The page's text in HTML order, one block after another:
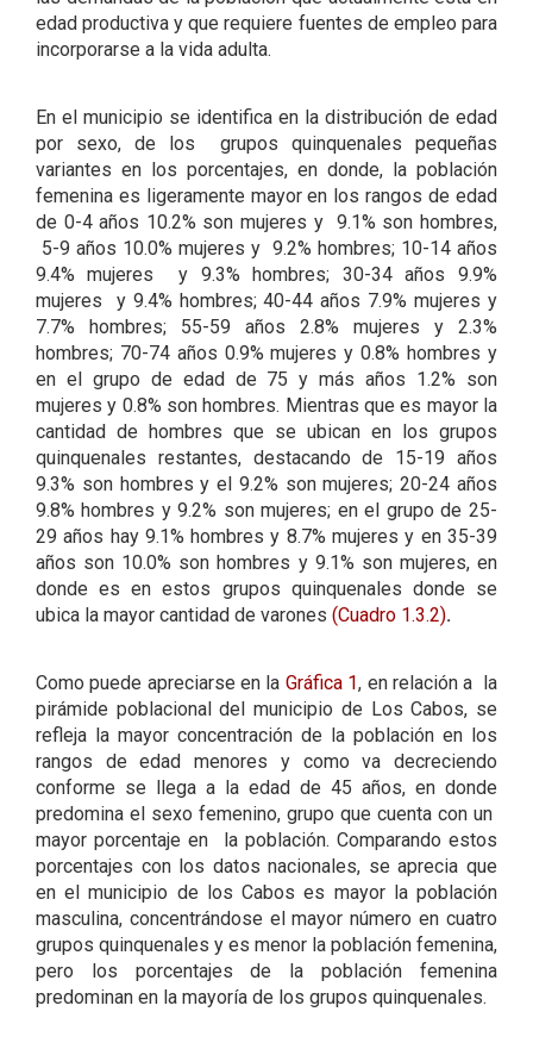
edad productiva y que requiere fuentes de empleo para
incorporarse a la vida adulta.
En el municipio se identifica en la distribución de edad
por sexo, de los grupos quinquenales pequeñas
variantes en los porcentajes, en donde, la población
femenina es ligeramente mayor en los rangos de edad
de 0-4 años 10.2% son mujeres y 9.1% son hombres,
5-9 años 10.0% mujeres y 9.2% hombres; 10-14 años
9.4% mujeres y 9.3% hombres; 30-34 años 9.9%
mujeres y 9.4% hombres; 40-44 años 7.9% mujeres y
7.7% hombres; 55-59 años 2.8% mujeres y 2.3%
hombres; 70-74 años 0.9% mujeres y 0.8% hombres y
en el grupo de edad de 75 y más años 1.2% son
mujeres y 0.8% son hombres. Mientras que es mayor la
cantidad de hombres que se ubican en los grupos
quinquenales restantes, destacando de 15-19 años
9.3% son hombres y el 9.2% son mujeres; 20-24 años
9.8% hombres y 9.2% son mujeres; en el grupo de 25-
29 años hay 9.1% hombres y 8.7% mujeres y en 35-39
años son 10.0% son hombres y 9.1% son mujeres, en
donde es en estos grupos quinquenales donde se
ubica la mayor cantidad de varones (Cuadro 1.3.2).
Como puede apreciarse en la Gráfica 1, en relación a la
pirámide poblacional del municipio de Los Cabos, se
refleja la mayor concentración de la población en los
rangos de edad menores y como va decreciendo
conforme se llega a la edad de 45 años, en donde
predomina el sexo femenino, grupo que cuenta con un
mayor porcentaje en la población. Comparando estos
porcentajes con los datos nacionales, se aprecia que
en el municipio de los Cabos es mayor la población
masculina, concentrándose el mayor número en cuatro
grupos quinquenales y es menor la población femenina,
pero los porcentajes de la población femenina
predominan en la mayoría de los grupos quinquenales.